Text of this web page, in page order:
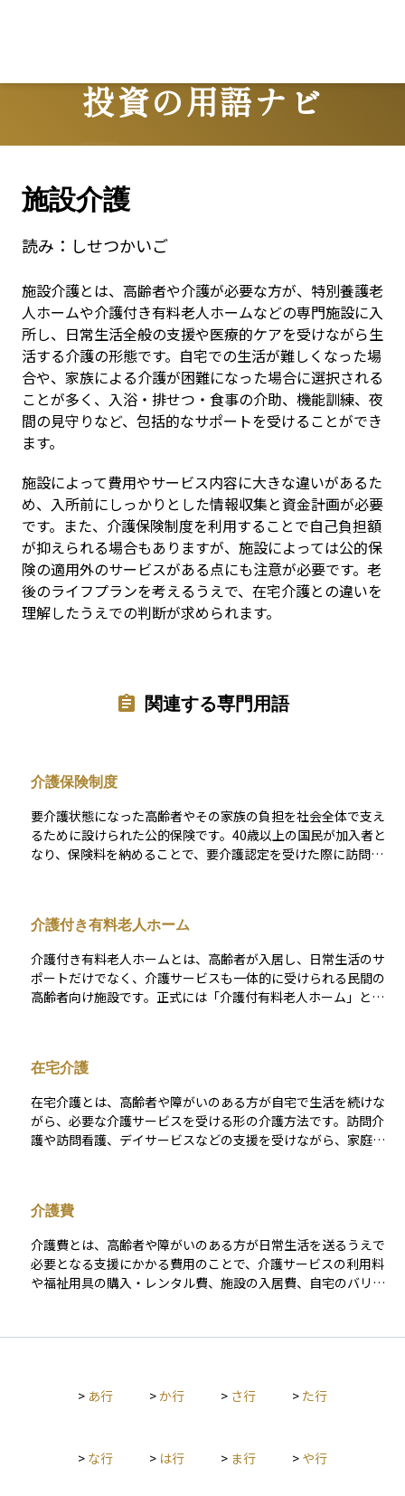
投資の用語ナビ
Terms
施設介護
読み： しせつかいご
施設介護とは、高齢者や介護が必要な方が、特別養護老
人ホームや介護付き有料老人ホームなどの専門施設に入
所し、日常生活全般の支援や医療的ケアを受けながら生
活する介護の形態です。自宅での生活が難しくなった場
合や、家族による介護が困難になった場合に選択される
ことが多く、入浴・排せつ・食事の介助、機能訓練、夜
間の見守りなど、包括的なサポートを受けることができ
ます。
施設によって費用やサービス内容に大きな違いがあるた
め、入所前にしっかりとした情報収集と資金計画が必要
です。また、介護保険制度を利用することで自己負担額
が抑えられる場合もありますが、施設によっては公的保
険の適用外のサービスがある点にも注意が必要です。老
後のライフプランを考えるうえで、在宅介護との違いを
理解したうえでの判断が求められます。
関連する専門用語
介護保険制度
要介護状態になった高齢者やその家族の負担を社会全体で支え
るために設けられた公的保険です。40歳以上の国民が加入者と
なり、保険料を納めることで、要介護認定を受けた際に訪問介
となって保険料率や地域のサービス体制を決定しているため、
住んでいる自治体ごとに細かな違いがある点も特徴です。必要
な介護を適切に受けながら、家計への影響を抑えるためには、
要介護認定の申請やケアマネジャーによるケアプラン作成な
ど、制度の手続きを理解し、早めに相談することが大切です。
介護付き有料老人ホーム
介護付き有料老人ホームとは、高齢者が入居し、日常生活のサ
ポートだけでなく、介護サービスも一体的に受けられる民間の
高齢者向け施設です。正式には「介護付有料老人ホーム」と表
りや、食事・入浴・排せつの介助、レクリエーションなども提
供され、高齢者が安心して生活を送れる環境が整っています。
費用は入居金や月額利用料などが必要で、立地や設備によって
幅がありますが、自立が難しくなった方にとっては、医療・介
護と生活支援が一体化された安心感のある住まいとなります。
在宅介護
在宅介護とは、高齢者や障がいのある方が自宅で生活を続けな
がら、必要な介護サービスを受ける形の介護方法です。訪問介
護や訪問看護、デイサービスなどの支援を受けながら、家庭で
りやすいという側面もあります。介護保険制度を利用すること
で費用の一部は公的に補助されますが、サービスの内容や利用
回数によって自己負担額が変わるため、事前の計画と準備が大
切です。資産運用やライフプランを考える際にも、将来的に在
宅介護を希望するかどうかは重要な検討事項となります。
介護費
介護費とは、高齢者や障がいのある方が日常生活を送るうえで
必要となる支援にかかる費用のことで、介護サービスの利用料
や福祉用具の購入・レンタル費、施設の入居費、自宅のバリア
できますが、保険適用外の費用や長期利用により、合計負担は
護サービスにかかる月額の自己負担は約8.5万円、加えておむつ
総額で約550万円になります。 施設介護では、特別養護老人ホ
> あ行 >か行 > さ行 > た行
> な行 > は行 > ま行 > や行